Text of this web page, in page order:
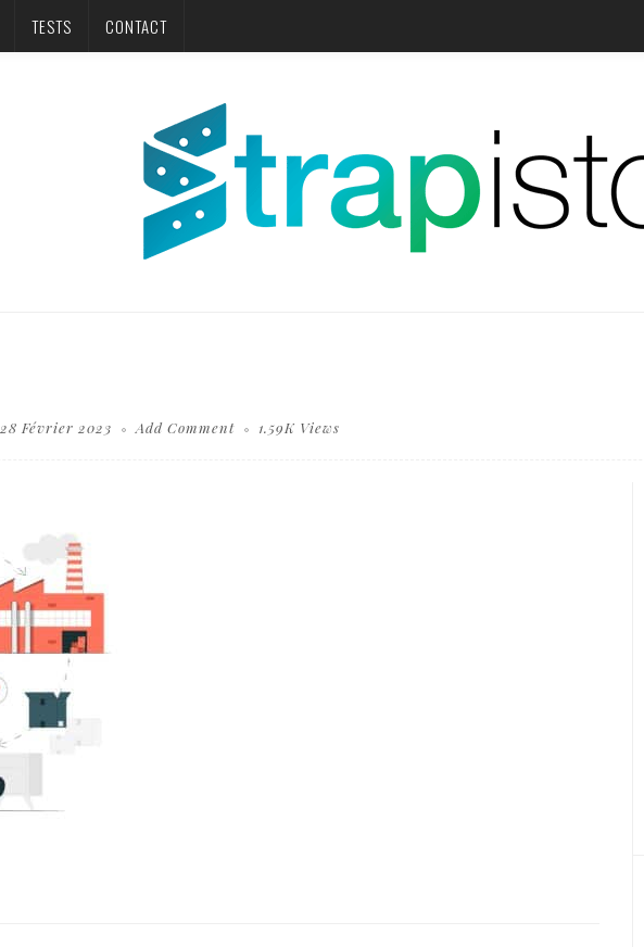
TESTS CONTACT
28 Février 2023 Add Comment 1.59K Views